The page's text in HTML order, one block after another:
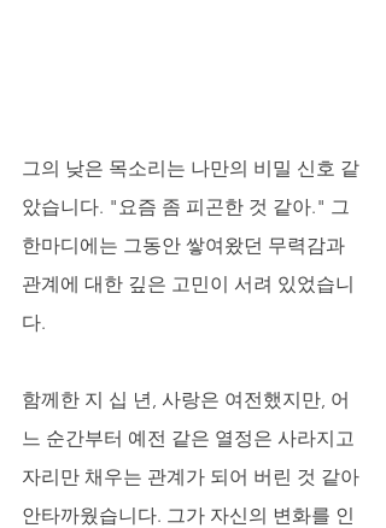
그의 낮은 목소리는 나만의 비밀 신호 같
았습니다. "요즘 좀 피곤한 것 같아." 그
한마디에는 그동안 쌓여왔던 무력감과
관계에 대한 깊은 고민이 서려 있었습니
다.
함께한 지 십 년, 사랑은 여전했지만, 어
느 순간부터 예전 같은 열정은 사라지고
자리만 채우는 관계가 되어 버린 것 같아
안타까웠습니다. 그가 자신의 변화를 인